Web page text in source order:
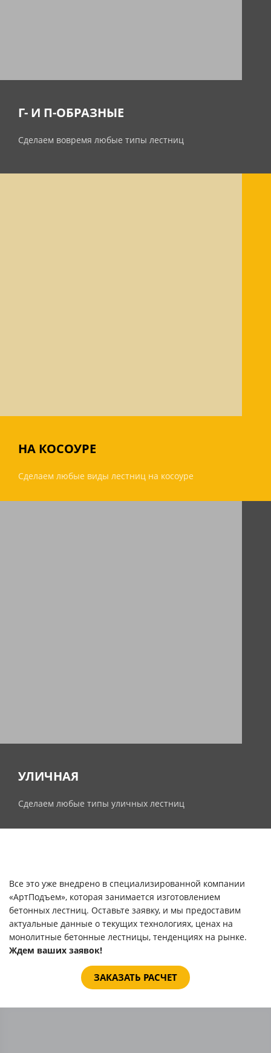
Г- И П-ОБРАЗНЫЕ
Сделаем вовремя любые типы лестниц
НА КОСОУРЕ
Сделаем любые виды лестниц на косоуре
УЛИЧНАЯ
Сделаем любые типы уличных лестниц
Все это уже внедрено в специализированной компании
«АртПодъем», которая занимается изготовлением
бетонных лестниц. Оставьте заявку, и мы предоставим
актуальные данные о текущих технологиях, ценах на
монолитные бетонные лестницы, тенденциях на рынке.
Ждем ваших заявок!
ЗАКАЗАТЬ РАСЧЕТ